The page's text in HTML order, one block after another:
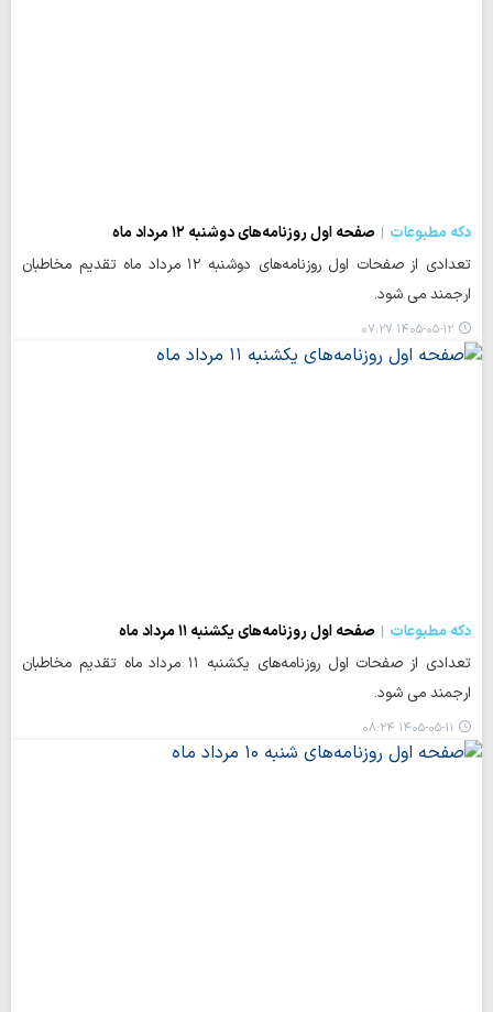
دکه مطبوعات
صفحه اول روزنامه‌های دوشنبه ۱۲ مرداد ماه
تعدادی از صفحات اول روزنامه‌های دوشنبه ۱۲ مرداد ماه تقدیم مخاطبان
ارجمند می شود.
۱۴۰۵-۰۵-۱۲ ۰۷:۲۷
دکه مطبوعات
صفحه اول روزنامه‌های یکشنبه ۱۱ مرداد ماه
تعدادی از صفحات اول روزنامه‌های یکشنبه ۱۱ مرداد ماه تقدیم مخاطبان
ارجمند می شود.
۱۴۰۵-۰۵-۱۱ ۰۸:۲۴